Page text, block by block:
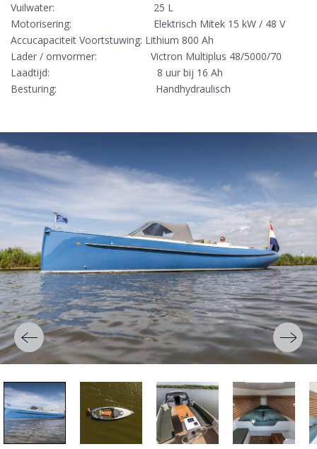
Vuilwater: 25 L
Motorisering: Elektrisch Mitek 15 kW / 48 V
Accucapaciteit Voortstuwing: Lithium 800 Ah
Lader / omvormer: Victron Multiplus 48/5000/70
Laadtijd: 8 uur bij 16 Ah
Besturing: Handhydraulisch